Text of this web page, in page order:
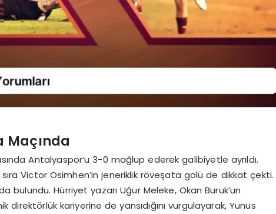
Maçında
Antalyaspor’u 3-0 mağlup ederek galibiyetle ayrıldı.
Victor Osimhen’in jeneriklik röveşata golü de dikkat çekti.
bulundu. Hürriyet yazarı Uğur Meleke, Okan Buruk’un
kariyerine de yansıdığını vurgulayarak, Yunus